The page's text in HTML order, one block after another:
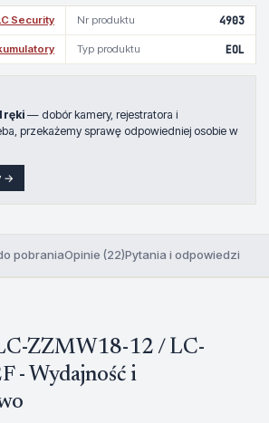
Security Nr produktu 4903
Typ produktu EOL
ręki — dobór kamery, rejestratora i
przekażemy sprawę odpowiedniej osobie w
→
pobraniaOpinie (22)Pytania i odpowiedzi
ZZMW18-12 / LC-
- Wydajność i